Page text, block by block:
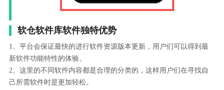
软仓软件库软件独特优势
1、平台会保证最快的进行软件资源版本更新，用户们可以得到最
新软件功能特性的体验。
2、这里的不同软件内容都是合理的分类的，这样用户们在寻找自
己所需软件时是更加轻松。